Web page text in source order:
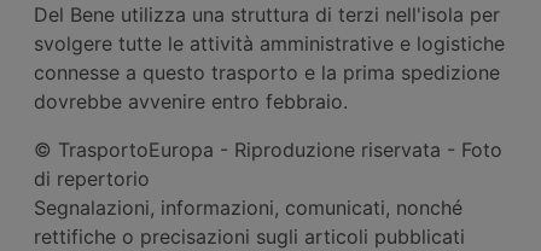
Del Bene utilizza una struttura di terzi nell'isola per
svolgere tutte le attività amministrative e logistiche
connesse a questo trasporto e la prima spedizione
dovrebbe avvenire entro febbraio.
© TrasportoEuropa - Riproduzione riservata - Foto
di repertorio
Segnalazioni, informazioni, comunicati, nonché
rettifiche o precisazioni sugli articoli pubblicati